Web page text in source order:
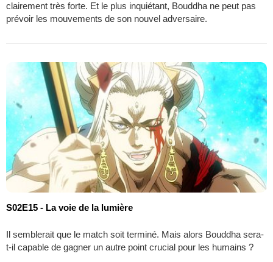
clairement très forte. Et le plus inquiétant, Bouddha ne peut pas
prévoir les mouvements de son nouvel adversaire.
S02E15 - La voie de la lumière
Il semblerait que le match soit terminé. Mais alors Bouddha sera-
t-il capable de gagner un autre point crucial pour les humains ?